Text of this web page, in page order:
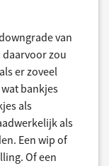
van
zou
er zoveel
bankjes
als
als
Een wip of
Of een